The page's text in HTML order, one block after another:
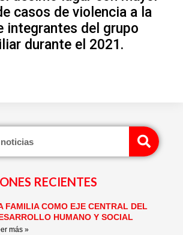
casos de violencia a la
integrantes del grupo
durante el 2021.
RECIENTES
FAMILIA COMO EJE CENTRAL DEL
HUMANO Y SOCIAL
más »
PagePagePagePagePagePage